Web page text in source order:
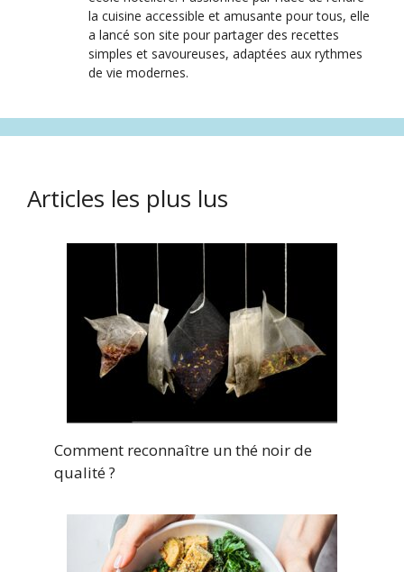
la cuisine accessible et amusante pour tous, elle
a lancé son site pour partager des recettes
simples et savoureuses, adaptées aux rythmes
de vie modernes.
Articles les plus lus
Comment reconnaître un thé noir de
qualité ?